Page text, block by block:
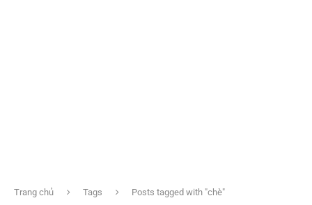
Trang chủ Tags Posts tagged with "chè"